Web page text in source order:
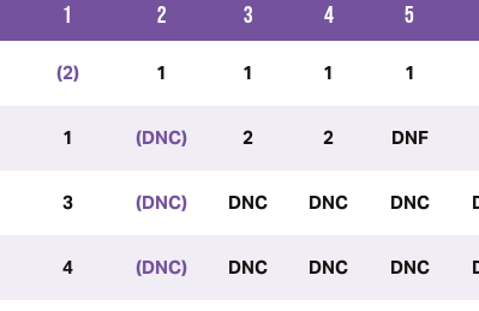
1 2 3 4 5
(2) 1 1 1 1
1 (DNC) 2 2 DNF
3 (DNC) DNC DNC DNC
4 (DNC) DNC DNC DNC